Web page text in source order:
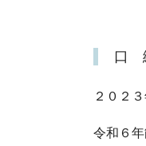
口
２０２
令和６